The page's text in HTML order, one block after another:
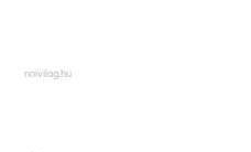
noivilag.hu